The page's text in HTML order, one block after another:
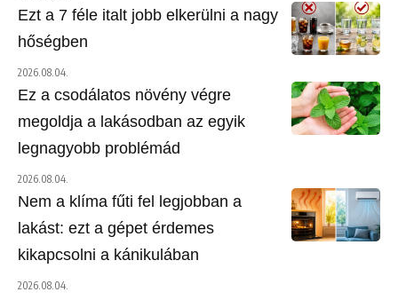
Ezt a 7 féle italt jobb elkerülni a nagy
hőségben
2026.08.04.
Ez a csodálatos növény végre
megoldja a lakásodban az egyik
legnagyobb problémád
2026.08.04.
Nem a klíma fűti fel legjobban a
lakást: ezt a gépet érdemes
kikapcsolni a kánikulában
2026.08.04.